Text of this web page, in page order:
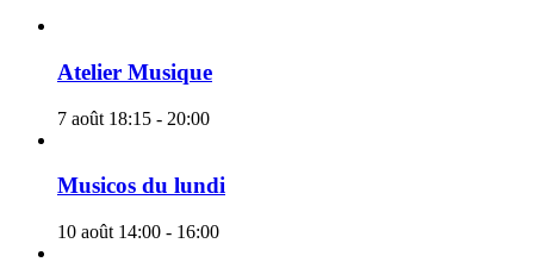
Atelier Musique
7 août 18:15 - 20:00
Musicos du lundi
10 août 14:00 - 16:00